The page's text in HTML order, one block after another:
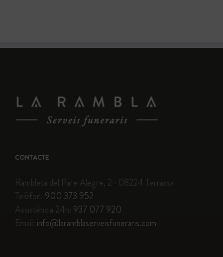
CONTACTE
Rambleta del Pare Alegre, 2 · 08224 Terrassa
Telèfon: 900 373 952
Assistència 24h: 937 077 920
Email: info@laramblaserveisfuneraris.com